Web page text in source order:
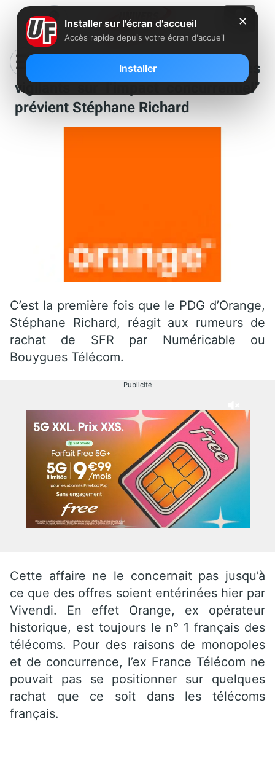
Rachat de SFR : “nous serons très
vigilants sur l’impact concurrentiel”
prévient Stéphane Richard
C’est la première fois que le PDG d’Orange,
Stéphane Richard, réagit aux rumeurs de
rachat de SFR par Numéricable ou
Bouygues Télécom.
Publicité
Cette affaire ne le concernait pas jusqu’à
ce que des offres soient entérinées hier par
Vivendi. En effet Orange, ex opérateur
historique, est toujours le n° 1 français des
télécoms. Pour des raisons de monopoles
et de concurrence, l’ex France Télécom ne
pouvait pas se positionner sur quelques
rachat que ce soit dans les télécoms
français.
✕
Installer sur l'écran d'accueil
Accès rapide depuis votre écran d'accueil
Installer